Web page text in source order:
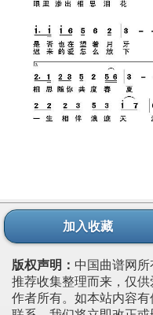
加入收藏
版权声明： 中国曲谱网
推荐收集整理而来，仅
作者所有。如本站内容